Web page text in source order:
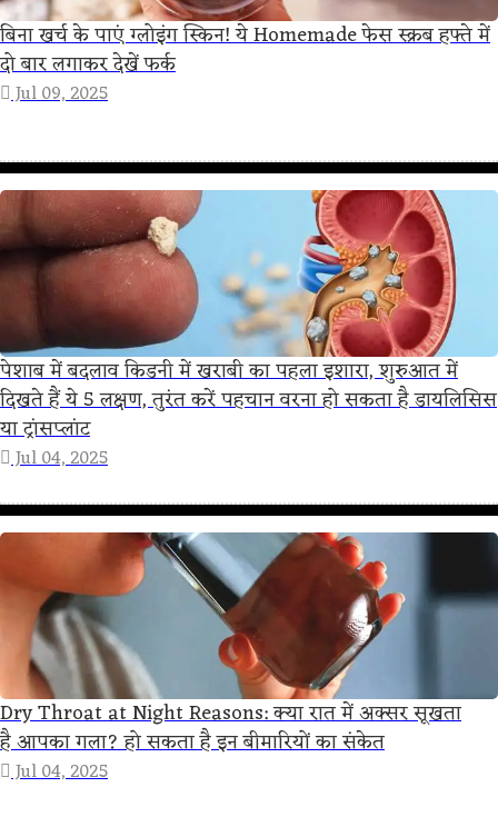
बिना खर्च के पाएं ग्लोइंग स्किन! ये Homemade फेस स्क्रब हफ्ते में
दो बार लगाकर देखें फर्क
Jul 09, 2025
पेशाब में बदलाव किडनी में खराबी का पहला इशारा, शुरुआत में
दिखते हैं ये 5 लक्षण, तुरंत करें पहचान वरना हो सकता है डायलिसिस
या ट्रांसप्लांट
Jul 04, 2025
Dry Throat at Night Reasons: क्या रात में अक्सर सूखता
है आपका गला? हो सकता है इन बीमारियों का संकेत
Jul 04, 2025